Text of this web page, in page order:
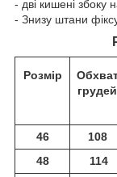
- дві кишені збоку
- Знизу штани
Розмір
грудей
46 108
48
114